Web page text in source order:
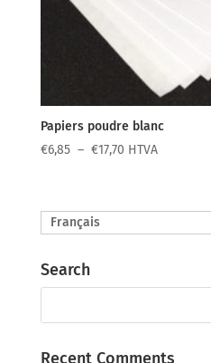
Papiers poudre blanc
€6,85 – €17,70Plage
€6,85
à
HTVA
Français
Search
Recent Comments